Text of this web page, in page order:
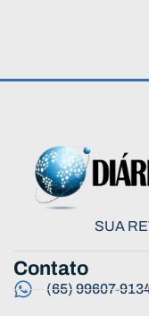
SUA
Contato
(65) 99607-